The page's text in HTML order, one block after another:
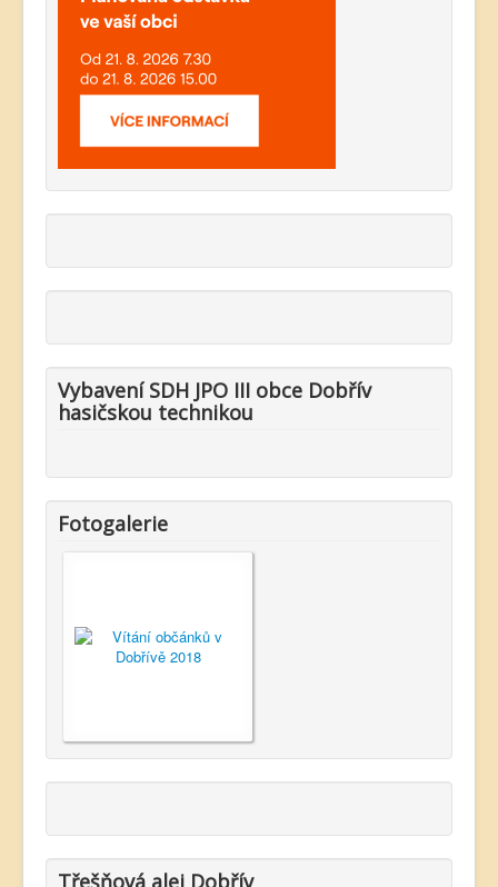
Vybavení SDH JPO III obce Dobřív
hasičskou technikou
Fotogalerie
Třešňová alej Dobřív